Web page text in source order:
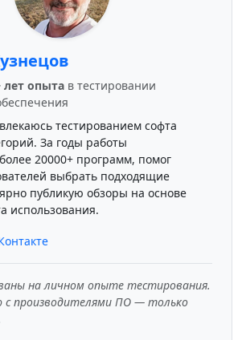
лет опыта в тестировании
тестированием софта
За годы работы
20000+ программ, помог
выбрать подходящие
публикую обзоры на основе
использования.
на личном опыте тестирования.
с производителями ПО — только